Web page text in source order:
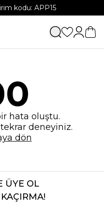
kodu: APP15
hata oluştu.
deneyiniz.
dön
ÜYE OL